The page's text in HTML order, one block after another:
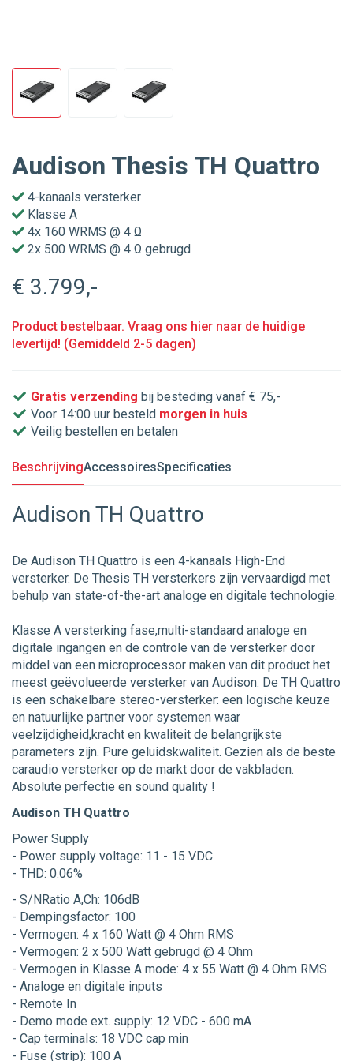
Audison Thesis TH Quattro
4-kanaals versterker
Klasse A
4x 160 WRMS @ 4 Ω
2x 500 WRMS @ 4 Ω gebrugd
€ 3.799,-
Product bestelbaar. Vraag ons hier naar de huidige
levertijd! (Gemiddeld 2-5 dagen)
Gratis verzending bij besteding vanaf € 75,-
Voor 14:00 uur besteld morgen in huis
Veilig bestellen en betalen
BeschrijvingAccessoiresSpecificaties
Audison TH Quattro
De Audison TH Quattro is een 4-kanaals High-End
versterker. De Thesis TH versterkers zijn vervaardigd met
behulp van state-of-the-art analoge en digitale technologie.
Klasse A versterking fase,multi-standaard analoge en
digitale ingangen en de controle van de versterker door
middel van een microprocessor maken van dit product het
meest geëvolueerde versterker van Audison. De TH Quattro
is een schakelbare stereo-versterker: een logische keuze
en natuurlijke partner voor systemen waar
veelzijdigheid,kracht en kwaliteit de belangrijkste
parameters zijn. Pure geluidskwaliteit. Gezien als de beste
caraudio versterker op de markt door de vakbladen.
Absolute perfectie en sound quality !
Audison TH Quattro
Power Supply
- Power supply voltage: 11 - 15 VDC
- THD: 0.06%
- S/NRatio A,Ch: 106dB
- Dempingsfactor: 100
- Vermogen: 4 x 160 Watt @ 4 Ohm RMS
- Vermogen: 2 x 500 Watt gebrugd @ 4 Ohm
- Vermogen in Klasse A mode: 4 x 55 Watt @ 4 Ohm RMS
- Analoge en digitale inputs
- Remote In
- Demo mode ext. supply: 12 VDC - 600 mA
- Cap terminals: 18 VDC cap min
- Fuse (strip): 100 A